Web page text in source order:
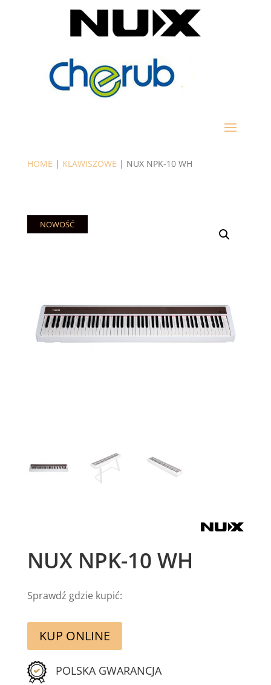
HOME | KLAWISZOWE | NUX NPK-10 WH
NOWOŚĆ
NUX NPK-10 WH
Sprawdź gdzie kupić:
KUP ONLINE
POLSKA GWARANCJA